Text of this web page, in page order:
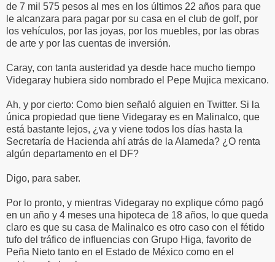
de 7 mil 575 pesos al mes en los últimos 22 años para que
le alcanzara para pagar por su casa en el club de golf, por
los vehículos, por las joyas, por los muebles, por las obras
de arte y por las cuentas de inversión.
Caray, con tanta austeridad ya desde hace mucho tiempo
Videgaray hubiera sido nombrado el Pepe Mujica mexicano.
Ah, y por cierto: Como bien señaló alguien en Twitter. Si la
única propiedad que tiene Videgaray es en Malinalco, que
está bastante lejos, ¿va y viene todos los días hasta la
Secretaría de Hacienda ahí atrás de la Alameda? ¿O renta
algún departamento en el DF?
Digo, para saber.
Por lo pronto, y mientras Videgaray no explique cómo pagó
en un año y 4 meses una hipoteca de 18 años, lo que queda
claro es que su casa de Malinalco es otro caso con el fétido
tufo del tráfico de influencias con Grupo Higa, favorito de
Peña Nieto tanto en el Estado de México como en el